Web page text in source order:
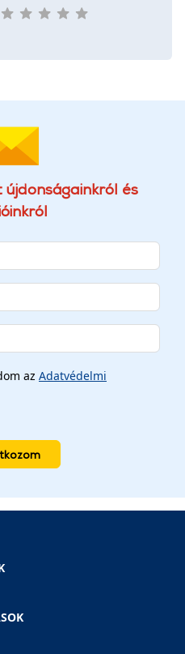
újdonságainkról és
az Adatvédelmi